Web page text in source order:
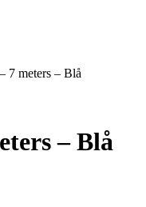
7 meters – Blå
– Blå